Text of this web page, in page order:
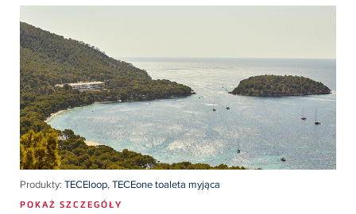
Produkty: TECEloop,TECEone toaleta myjąca
POKAŻ SZCZEGÓŁY